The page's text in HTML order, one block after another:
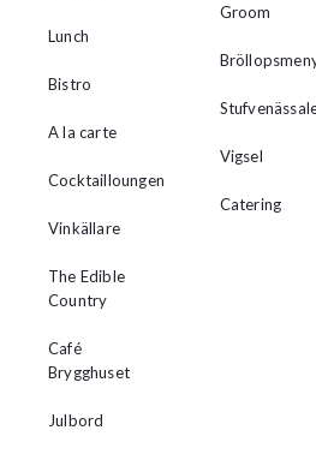
Lunch
Bistro
A la carte
Cocktailloungen
Vinkällare
The Edible
Country
Café
Brygghuset
Julbord
Groom
Vigsel
Catering